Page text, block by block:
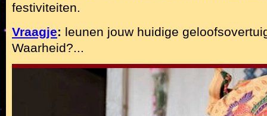
festiviteiten.
Vraagje: leunen jouw huidige
Waarheid?...